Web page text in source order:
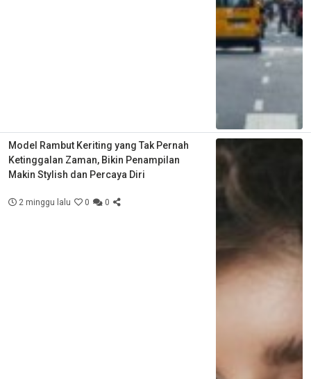
Model Rambut Keriting yang Tak Pernah
Ketinggalan Zaman, Bikin Penampilan
Makin Stylish dan Percaya Diri
2 minggu lalu 0 0